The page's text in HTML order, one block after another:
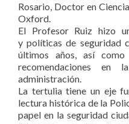
Rosario, Doctor en
Oxford.
El Profesor Ruiz hizo
y políticas de seguridad
últimos años, así
recomendaciones
administración.
La tertulia tiene un eje
lectura histórica de la
papel en la seguridad